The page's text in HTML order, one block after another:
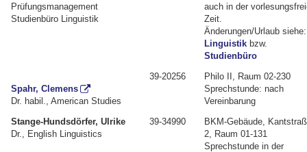
Prüfungsmanagement
Studienbüro Linguistik
auch in der
Zeit.
Änderungen/Urlaub siehe:
Linguistik bzw.
Studienbüro
Spahr, Clemens
Dr. habil., American Studies
39-20256
Philo II, Raum 02-230
Sprechstunde: nach
Vereinbarung
Stange-Hundsdörfer, Ulrike
Dr., English Linguistics
39-34990
BKM-Gebäude,
2, Raum 01-131
Sprechstunde in der